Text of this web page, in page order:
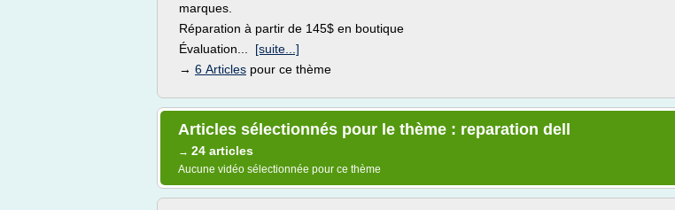
marques.
Réparation à partir de 145$ en boutique
Évaluation... [suite...]
→ 6 Articles pour ce thème
Articles sélectionnés pour le thème : reparation dell
→ 24 articles
Aucune vidéo sélectionnée pour ce thème